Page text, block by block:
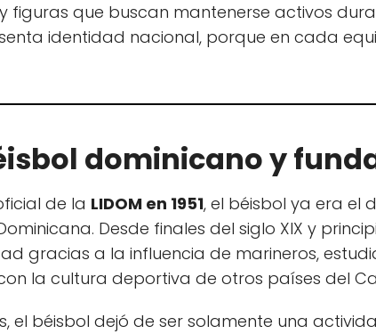
que buscan mantenerse activos
identidad nacional, porque en cada
dominicano y
de la LIDOM en 1951, el béisbol ya era el
Desde finales del siglo XIX y
gracias a la influencia de marineros,
la cultura deportiva de otros países del
el béisbol dejó de ser solamente una